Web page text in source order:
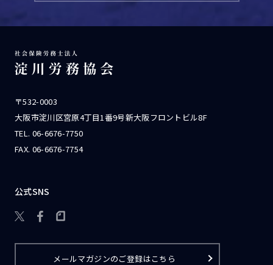
〒532-0003
大阪市淀川区宮原4丁目1番9号新大阪フロントビル8F
TEL. 06-6676-7750
FAX. 06-6676-7754
公式SNS

メールマガジンのご登録はこちら